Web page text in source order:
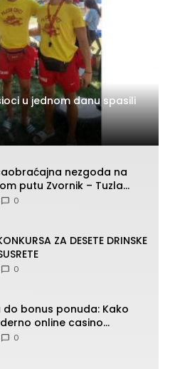
u jednom danu spasili
nezgoda na
putu Zvornik – Tuzla
0
ZA DESETE DRINSKE
0
bonus ponuda: Kako
online casino
0